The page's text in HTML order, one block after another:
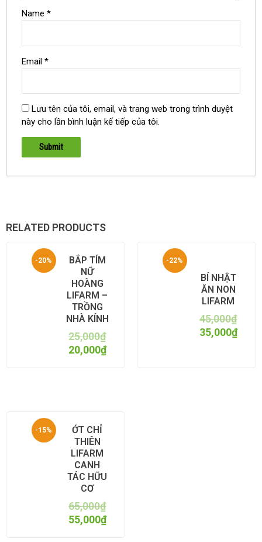
Name*
Email*
Lưu tên của tôi, email, và trang web trong trình duyệt
này cho lần bình luận kế tiếp của tôi.
RELATED PRODUCTS
-20%
BẮP TÍM
NỮ
HOÀNG
LIFARM –
TRỒNG
NHÀ KÍNH
25,000₫
20,000₫
-22%
BÍ NHẬT
ĂN NON
LIFARM
45,000₫
35,000₫
-15%
ỚT CHỈ
THIÊN
LIFARM
CANH
TÁC HỮU
CƠ
65,000₫
55,000₫